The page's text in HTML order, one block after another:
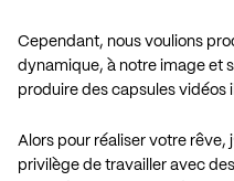
Cependant, nous voulions
dynamique, à notre image et
produire des capsules vidéos
Alors pour réaliser votre rêve,
privilège de travailler avec